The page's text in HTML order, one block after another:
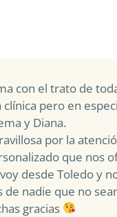
con el trato de
pero en
y Diana.
por la
que nos
desde Toledo y
de nadie que no
gracias